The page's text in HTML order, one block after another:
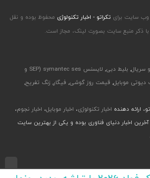
تکراتو - اخبار تکنولوژی محفوظ بوده و نقل
با ذکر منبع سایت بصورت لینک، مجاز است.
سریال, بلیط دبی,
لایسنس symantec ses (SEP و
موبایل, قیمت روز گوشی, فیگار, زنگ تفریح,
ارائه دهنده اخبار تکنولوژی، اخبار موبایل، اخبار نجوم،
اخبار دنیای فناوری بوده و یکی از بهترین سایت
توسط جواد صابری، گروه افرو - اجرا با طراحی وب پارسا